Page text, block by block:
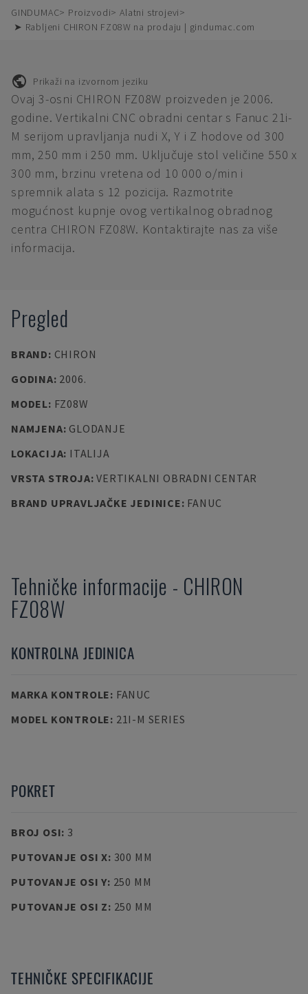
GINDUMAC Proizvodi
Alatni strojevi
➤ Rabljeni CHIRON FZ08W na prodaju | gindumac.com
Prikaži na izvornom jeziku
Ovaj 3-osni CHIRON FZ08W proizveden je 2006.
godine. Vertikalni CNC obradni centar s Fanuc 21i-
M serijom upravljanja nudi X, Y i Z hodove od 300
mm, 250 mm i 250 mm. Uključuje stol veličine 550 x
300 mm, brzinu vretena od 10 000 o/min i
spremnik alata s 12 pozicija. Razmotrite
mogućnost kupnje ovog vertikalnog obradnog
centra CHIRON FZ08W. Kontaktirajte nas za više
informacija.
Pregled
BRAND: CHIRON
GODINA: 2006.
MODEL: FZ08W
NAMJENA: GLODANJE
LOKACIJA: ITALIJA
VRSTA STROJA:VERTIKALNI OBRADNI CENTAR
BRAND UPRAVLJAČKE JEDINICE: FANUC
Tehničke informacije - CHIRON
FZ08W
KONTROLNA JEDINICA
MARKA KONTROLE: FANUC
MODEL KONTROLE: 21I-M SERIES
POKRET
BROJ OSI: 3
PUTOVANJE OSI X: 300 MM
PUTOVANJE OSI Y: 250 MM
PUTOVANJE OSI Z: 250 MM
TEHNIČKE SPECIFIKACIJE